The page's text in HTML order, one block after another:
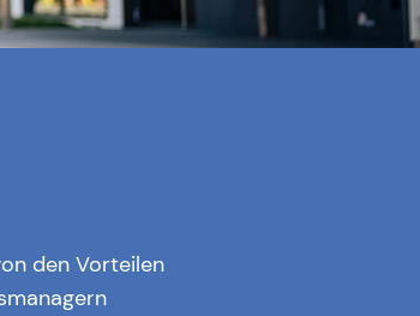
den Vorteilen